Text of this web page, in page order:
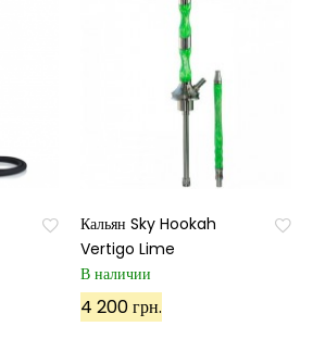
Кальян Sky Hookah
Vertigo Lime
В наличии
4 200 грн.